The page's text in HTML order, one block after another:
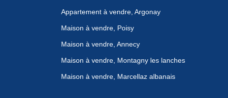
Appartement à vendre, Argonay
Maison à vendre, Poisy
Maison à vendre, Annecy
Maison à vendre, Montagny les lanches
Maison à vendre, Marcellaz albanais